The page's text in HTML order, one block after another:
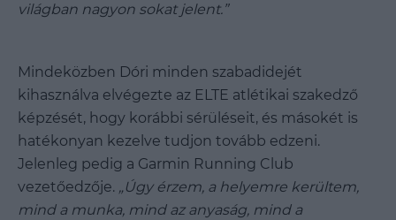
világban nagyon sokat jelent.”
Mindeközben Dóri minden szabadidejét
kihasználva elvégezte az ELTE atlétikai szakedző
képzését, hogy korábbi sérüléseit, és másokét is
hatékonyan kezelve tudjon tovább edzeni.
Jelenleg pedig a Garmin Running Club
vezetőedzője. „Úgy érzem, a helyemre kerültem,
mind a munka, mind az anyaság, mind a